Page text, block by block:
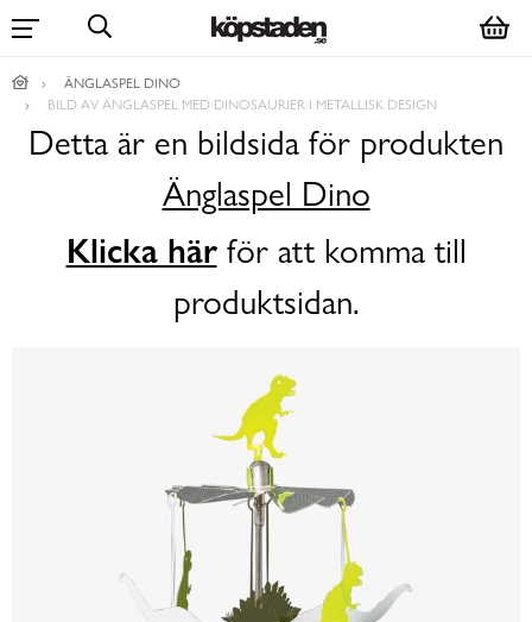
ÄNGLASPEL DINO
BILD AV ÄNGLASPEL MED DINOSAURIER I METALLISK DESIGN
Detta är en bildsida för produkten
Änglaspel Dino
Klicka härför att komma till
produktsidan.